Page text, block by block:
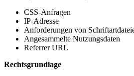
CSS-Anfragen
IP-Adresse
Anforderungen von
Angesammelte Nutzungsdaten
Referrer URL
Rechtsgrundlage